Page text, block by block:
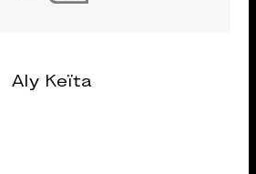
Aly Keïta